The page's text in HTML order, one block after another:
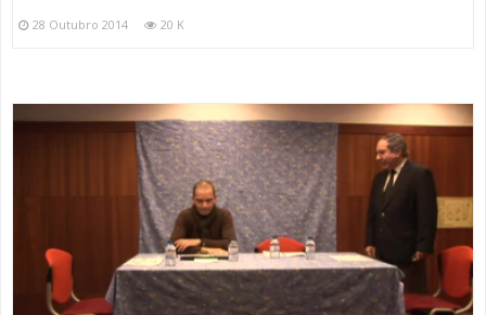
28 Outubro 2014 20 K